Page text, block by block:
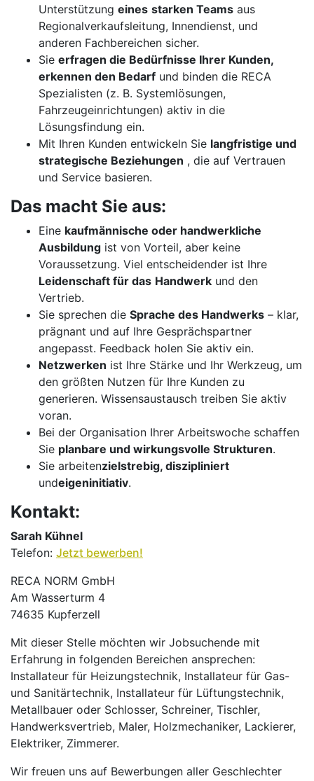
Unterstützung eines starken Teams aus
Regionalverkaufsleitung, Innendienst, und
anderen Fachbereichen sicher.
Sie erfragen die Bedürfnisse Ihrer Kunden,
erkennen den Bedarf und binden die RECA
Spezialisten (z. B. Systemlösungen,
Fahrzeugeinrichtungen) aktiv in die
Lösungsfindung ein.
Mit Ihren Kunden entwickeln Sie langfristige und
strategische Beziehungen , die auf Vertrauen
und Service basieren.
Das macht Sie aus:
Eine kaufmännische oder handwerkliche
Ausbildung ist von Vorteil, aber keine
Voraussetzung. Viel entscheidender ist Ihre
Leidenschaft für das Handwerk und den
Vertrieb.
Sie sprechen die Sprache des Handwerks – klar,
prägnant und auf Ihre Gesprächspartner
angepasst. Feedback holen Sie aktiv ein.
Netzwerken ist Ihre Stärke und Ihr Werkzeug, um
den größten Nutzen für Ihre Kunden zu
generieren. Wissensaustausch treiben Sie aktiv
voran.
Bei der Organisation Ihrer Arbeitswoche schaffen
Sie planbare und wirkungsvolle Strukturen.
Sie arbeitenzielstrebig, diszipliniert
undeigeninitiativ.
Kontakt:
Sarah Kühnel
Telefon: Jetzt bewerben!
RECA NORM GmbH
Am Wasserturm 4
74635 Kupferzell
Mit dieser Stelle möchten wir Jobsuchende mit
Erfahrung in folgenden Bereichen ansprechen:
Installateur für Heizungstechnik, Installateur für Gas-
und Sanitärtechnik, Installateur für Lüftungstechnik,
Metallbauer oder Schlosser, Schreiner, Tischler,
Handwerksvertrieb, Maler, Holzmechaniker, Lackierer,
Elektriker, Zimmerer.
Wir freuen uns auf Bewerbungen aller Geschlechter